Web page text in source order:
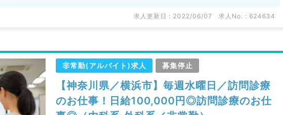
求人更新日 : 2022/06/07 求人No. : 624634
非常勤(アルバイト)求人 募集停止
【神奈川県／横浜市】毎週水曜日／訪問診療
のお仕事！日給100,000円◎訪問診療のお仕